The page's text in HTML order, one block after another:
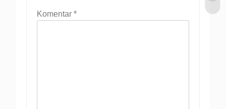
Komentar *